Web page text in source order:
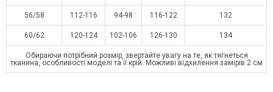
56/58 112-116 94-98 116-122 132
60/62 120-124 102-106 126-130 134
Обираючи потрібний розмір, звертайте увагу на те, як тягнеться
тканина, особливості моделі та її крій. Можливі відхилення замірів 2 см